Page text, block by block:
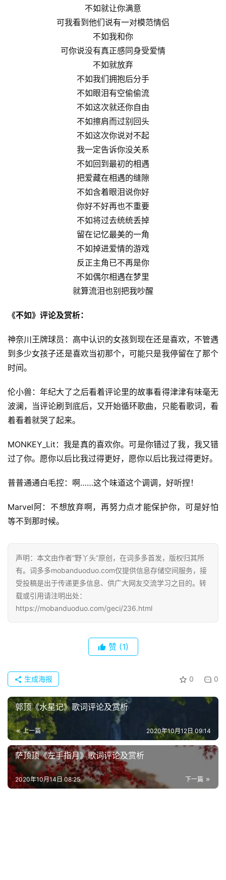
页
好
词
好
句
经
典
歌
不如就让你满意
可我看到他们说有一对模范情侣
不如我和你
可你说没有真正感同身受爱情
不如就放弃
不如我们拥抱后分手
不如眼泪有空偷偷流
不如这次就还你自由
不如擦肩而过别回头
不如这次你说对不起
我一定告诉你没关系
不如回到最初的相遇
把爱藏在相遇的缝隙
不如含着眼泪说你好
你好不好再也不重要
不如将过去统统丢掉
留在记忆最美的一角
不如掉进爱情的游戏
反正主角已不再是你
不如偶尔相遇在梦里
就算流泪也别把我吵醒
《不如》评论及赏析：
神奈川王牌球员：高中认识的女孩到现在还是喜欢，不管遇
到多少女孩子还是喜欢当初那个，可能只是我停留在了那个
时间。
伦小兽：年纪大了之后看着评论里的故事看得津津有味毫无
波澜，当评论刷到底后，又开始循环歌曲，只能看歌词，看
着看着就哭了起来。
MONKEY_Lit：我是真的喜欢你。可是你错过了我，我又错
过了你。愿你以后比我过得更好，愿你以后比我过得更好。
普普通通白毛控：啊……这个味道这个调调，好听捏！
Marvel阿：不想放弃啊，再努力点才能保护你，可是好怕
等不到那时候。
声明：本文由作者“野丫头”原创，在词多多首发，版权归其所
有。词多多mobanduoduo.com仅提供信息存储空间服务，接
受投稿是出于传递更多信息、供广大网友交流学习之目的。转
载或引用请注明出处：
https://mobanduoduo.com/geci/236.html
赞 (1)
0 0
生成海报
郭顶《水星记》歌词评论及赏析
上一篇 2020年10月12日 09:14
萨顶顶《左手指月》歌词评论及赏析
下一篇
2020年10月14日 08:25